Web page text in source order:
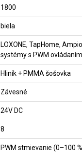
1800
biela
LOXONE, TapHome,
systémy s PWM ovládaním
Hliník + PMMA šošovka
Závesné
24V DC
8
PWM stmievanie (0–100